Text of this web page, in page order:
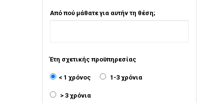
Από πού μάθατε για αυτήν τη θέση;
Έτη σχετικής προϋπηρεσίας
< 1 χρόνος 1-3 χρόνια
> 3 χρόνια